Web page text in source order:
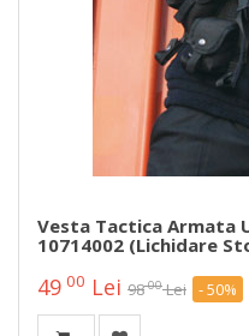
Vesta Tactica Armata
10714002 (lichidare
49 00 Lei 9800 Lei - 50%